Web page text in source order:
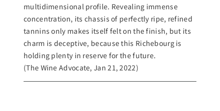
multidimensional profile. Revealing immense
concentration, its chassis of perfectly ripe, refined
tannins only makes itself felt on the finish, but its
charm is deceptive, because this Richebourg is
holding plenty in reserve for the future.
(The Wine Advocate, Jan 21, 2022)